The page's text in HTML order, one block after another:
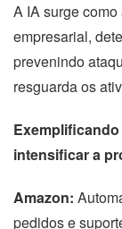
A IA surge
empresarial,
prevenindo
resguarda os
intensificar a
Amazon:
pedidos e